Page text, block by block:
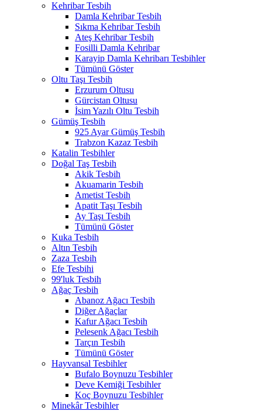
Kehribar Tesbih
Damla Kehribar Tesbih
Sıkma Kehribar Tesbih
Ateş Kehribar Tesbih
Fosilli Damla Kehribar
Karayip Damla Kehribarı Tesbihler
Tümünü Göster
Oltu Taşı Tesbih
Erzurum Oltusu
Gürcistan Oltusu
İsim Yazılı Oltu Tesbih
Gümüş Tesbih
925 Ayar Gümüş Tesbih
Trabzon Kazaz Tesbih
Katalin Tesbihler
Doğal Taş Tesbih
Akik Tesbih
Akuamarin Tesbih
Ametist Tesbih
Apatit Taşı Tesbih
Ay Taşı Tesbih
Tümünü Göster
Kuka Tesbih
Altın Tesbih
Zaza Tesbih
Efe Tesbihi
99'luk Tesbih
Ağaç Tesbih
Abanoz Ağacı Tesbih
Diğer Ağaçlar
Kafur Ağacı Tesbih
Pelesenk Ağacı Tesbih
Tarçın Tesbih
Tümünü Göster
Hayvansal Tesbihler
Bufalo Boynuzu Tesbihler
Deve Kemiği Tesbihler
Koç Boynuzu Tesbihler
Minekâr Tesbihler